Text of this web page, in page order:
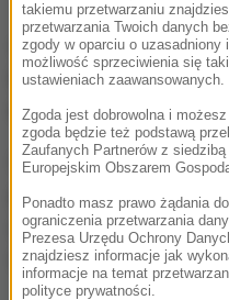
Sprawa molestowania
wyszła na jaw w
ksiądz z grupą
Kościelisku koło
O podejrzeniu
poinformowała policję
matka dziewczynki.
tym zatrzymany
takiemu przetwarzaniu
przetwarzania Twoich danych
zgody w oparciu o uzasadniony
możliwość sprzeciwienia się
ustawieniach zaawansowanych.
Zgoda jest dobrowolna i
zgoda będzie też podstawą
Zaufanych Partnerów z
Europejskim Obszarem
Ponadto masz prawo żądania
ograniczenia przetwarzania
Prezesa Urzędu Ochrony
znajdziesz informacje jak
informacje na temat
polityce prywatności.